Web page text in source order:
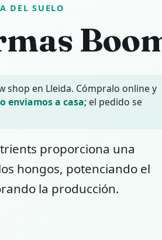
DEL SUELO
shop en Lleida. Cómpralo online y
enviamos a casa; el pedido se
proporciona una
hongos, potenciando el
la producción.